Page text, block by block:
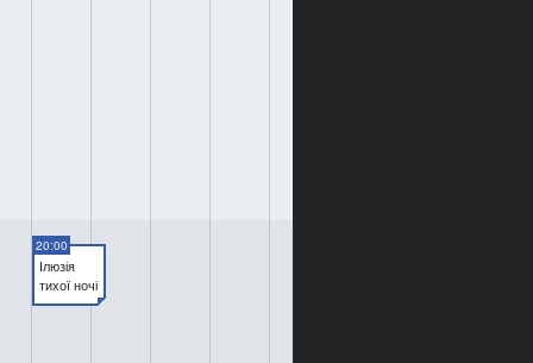
20:00
Ілюзія
тихої ночі